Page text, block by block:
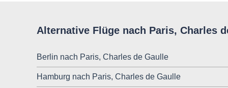
Alternative Flüge nach Paris, Charles
Berlin nach Paris, Charles de Gaulle
Hamburg nach Paris, Charles de Gaulle